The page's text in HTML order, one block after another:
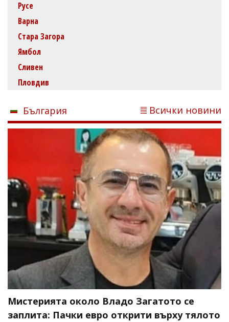
Русе
Варна
Стара Загора
Ямбол
Сливен
Пловдив
България Всички новини
Мистерията около Владо Загатото се
заплита: Пачки евро открити върху тялото